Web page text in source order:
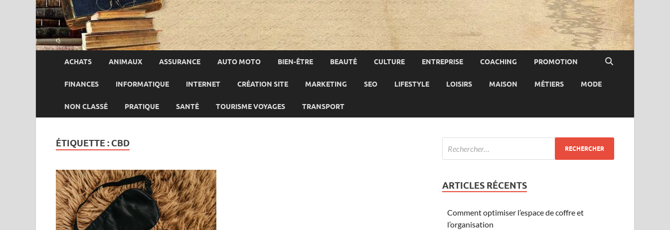
ACHATS ANIMAUX ASSURANCE AUTO MOTO BIEN-ÊTRE BEAUTÉ CULTURE ENTREPRISE COACHING PROMOTION
FINANCES INFORMATIQUE INTERNET CRÉATION SITE MARKETING SEO LIFESTYLE LOISIRS MAISON MÉTIERS MODE
NON CLASSÉ PRATIQUE SANTÉ TOURISME VOYAGES TRANSPORT
ÉTIQUETTE : CBD
ARTICLES RÉCENTS
Comment optimiser l’espace de coffre et
l’organisation